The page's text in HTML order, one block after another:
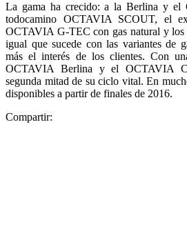
La gama ha crecido: a la Berlina y el
todocamino OCTAVIA SCOUT, el
OCTAVIA G-TEC con gas natural y los
igual que sucede con las variantes de
más el interés de los clientes. Con
OCTAVIA Berlina y el OCTAVIA
segunda mitad de su ciclo vital. En
disponibles a partir de finales de 2016.
Compartir: